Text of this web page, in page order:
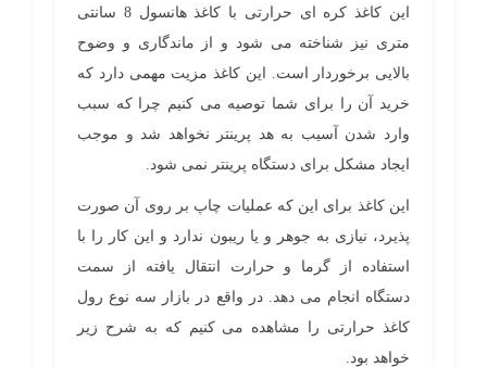
این کاغذ کره ای حرارتی با کاغذ هانسول 8 سانتی
متری نیز شناخته می شود و از ماندگاری و وضوح
بالایی برخوردار است. این کاغذ مزیت مهمی دارد که
خرید آن را برای شما توصیه می کنیم چرا که سبب
وارد شدن آسیب به هد پرینتر نخواهد شد و موجب
ایجاد مشکل برای دستگاه پرینتر نمی شود.
این کاغذ برای این که عملیات چاپ بر روی آن صورت
پذیرد، نیازی به جوهر و یا ریبون ندارد و این کار را با
استفاده از گرما و حرارت انتقال یافته از سمت
دستگاه انجام می دهد. در واقع در بازار سه نوع رول
کاغذ حرارتی را مشاهده می کنیم که به شرح زیر
خواهد بود.